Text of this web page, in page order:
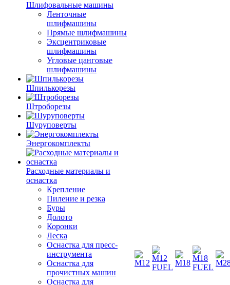
Шлифовальные машины
Ленточные
шлифмашины
Прямые шлифмашины
Эксцентриковые
шлифмашины
Угловые цанговые
шлифмашины
Шпилькорезы
Штроборезы
Шуруповерты
Энергокомплекты
Расходные материалы и
оснастка
Крепление
Пиление и резка
Буры
Долото
Коронки
Леска
Оснастка для пресс-
инструмента
Оснастка для
прочистных машин
Оснастка для